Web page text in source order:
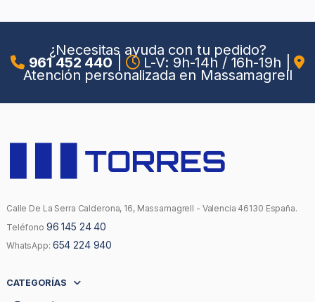
¿Necesitas ayuda con tu pedido?
961 452 440 L-V: 9h-14h / 16h-19h
Atención personalizada en Massamagrell
Calle De La Serra Calderona, 16, Massamagrell - Valencia 46130 España.
Teléfono 96 145 24 40
WhatsApp: 654 224 940
CATEGORÍAS